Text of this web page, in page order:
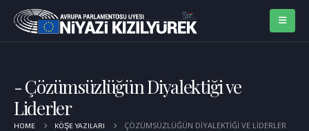
Çözümsüzlüğün Diyalektiği ve
Liderler
HOME KÖŞE YAZILARI ÇÖZÜMSÜZLÜĞÜN DIYALEKTIĞI VE LIDERLER